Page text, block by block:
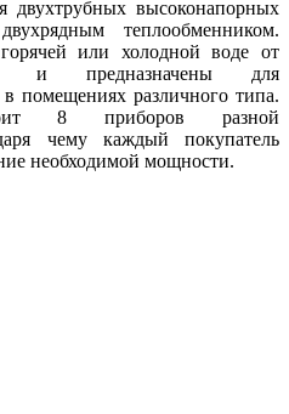
двухтрубных высоконапорных
теплообменником.
или холодной воде от
и предназначены для
помещениях различного типа.
8 приборов разной
чему каждый покупатель
необходимой мощности.